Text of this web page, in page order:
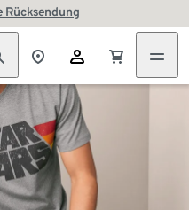
Rücksendung